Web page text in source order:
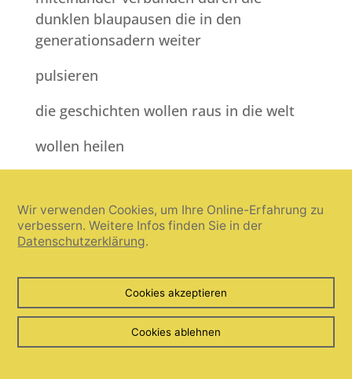
dunklen blaupausen die in den
generationsadern weiter
pulsieren
die geschichten wollen raus in die welt
wollen heilen
herzensbrücken
um zu verstehen
um zu begreifen warum ihre mütter und
väter so waren wie sie sind
alle haben etwas zu erzählen
Wir verwenden Cookies, um Ihre Online-Erfahrung zu
verbessern. Weitere Infos finden Sie in der
Datenschutzerklärung.
Cookies akzeptieren
Cookies ablehnen